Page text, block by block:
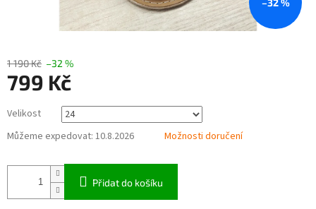
–32 %
1 190 Kč –32 %
799 Kč
cena:
Velikost
Můžeme expedovat: 10.8.2026 Možnosti doručení
Přidat do košíku